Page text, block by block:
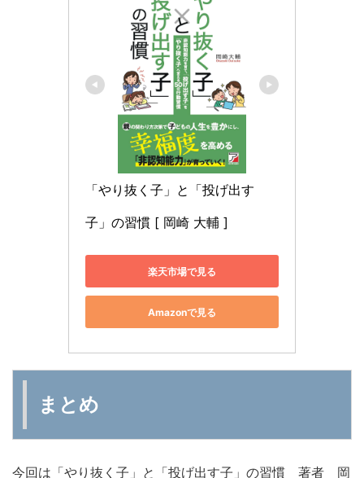
「やり抜く子」と「投げ出す
子」の習慣 [ 岡崎 大輔 ]
楽天市場で見る
Amazonで見る
まとめ
今回は「やり抜く子」と「投げ出す子」の習慣 著者 岡